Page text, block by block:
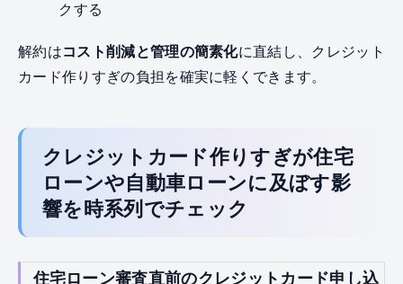
クする
解約はコスト削減と管理の簡素化に直結し、クレジット
カード作りすぎの負担を確実に軽くできます。
クレジットカード作りすぎが住宅
ローンや自動車ローンに及ぼす影
響を時系列でチェック
住宅ローン審査直前のクレジットカード申し込